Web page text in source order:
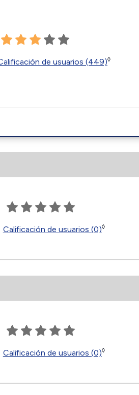
de usuarios (449)◊
Calificación de usuarios (0)◊
Calificación de usuarios (0)◊